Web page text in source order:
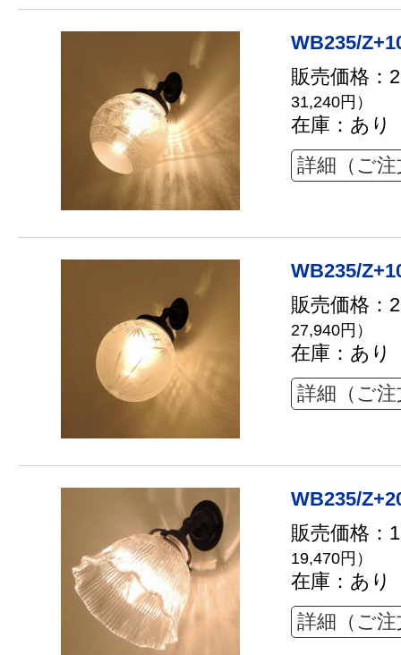
WB235/
販売価格：
31,240円）
在庫：あり
詳細（ご
WB235/
販売価格：
27,940円）
在庫：あり
詳細（ご
WB235/
販売価格：
19,470円）
在庫：あり
詳細（ご